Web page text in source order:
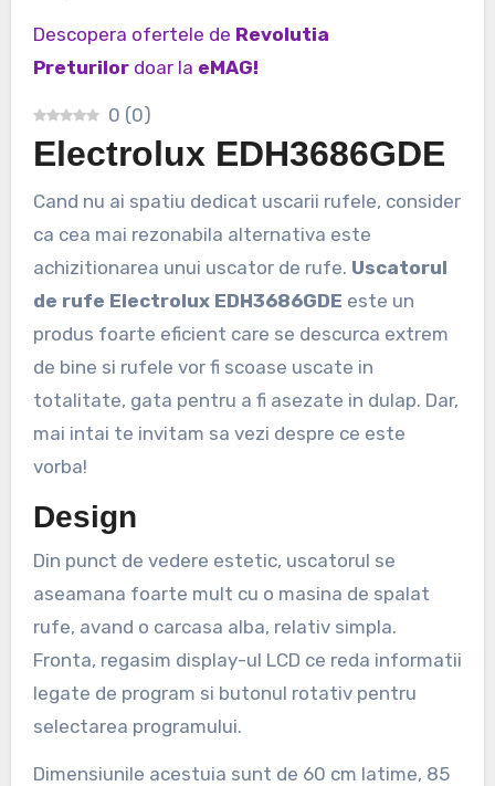
Descopera ofertele de Revolutia
Preturilor doar la eMAG!
0 (0)
Electrolux EDH3686GDE
Cand nu ai spatiu dedicat uscarii rufele, consider
ca cea mai rezonabila alternativa este
achizitionarea unui uscator de rufe. Uscatorul
de rufe Electrolux EDH3686GDE este un
produs foarte eficient care se descurca extrem
de bine si rufele vor fi scoase uscate in
totalitate, gata pentru a fi asezate in dulap. Dar,
mai intai te invitam sa vezi despre ce este
vorba!
Design
Din punct de vedere estetic, uscatorul se
aseamana foarte mult cu o masina de spalat
rufe, avand o carcasa alba, relativ simpla.
Fronta, regasim display-ul LCD ce reda informatii
legate de program si butonul rotativ pentru
selectarea programului.
Dimensiunile acestuia sunt de 60 cm latime, 85